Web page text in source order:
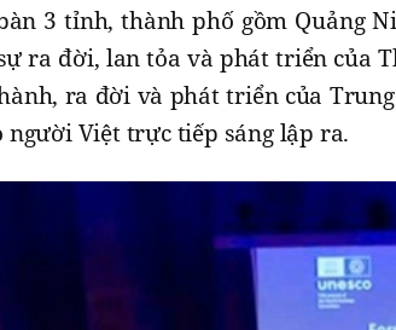
3 tỉnh, thành phố gồm Quảng
ra đời, lan tỏa và phát triển của
ra đời và phát triển của
người Việt trực tiếp sáng lập ra.